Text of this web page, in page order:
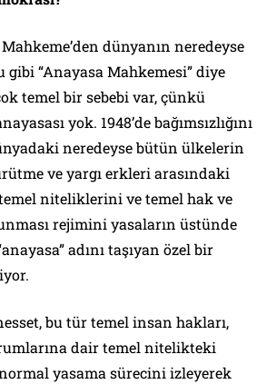
dünyanın neredeyse
“Anayasa Mahkemesi” diye
temel bir sebebi var, çünkü
yok. 1948’de bağımsızlığını
neredeyse bütün ülkelerin
ve yargı erkleri arasındaki
niteliklerini ve temel hak ve
rejimini yasaların üstünde
adını taşıyan özel bir
bu tür temel insan hakları,
dair temel nitelikteki
yasama sürecini izleyerek